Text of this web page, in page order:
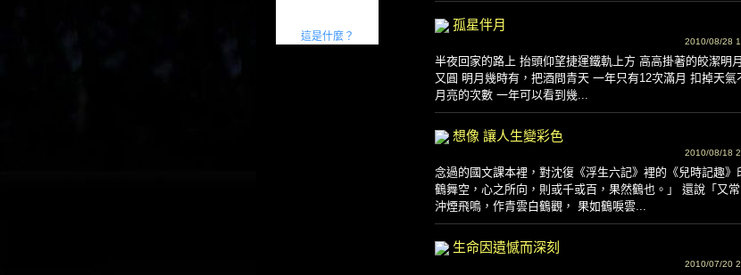
這是什麼？
孤星伴月
2010/08/28
半夜回家的路上 抬頭仰望捷運鐵軌上方 高高掛著的皎潔明
又圓 明月幾時有，把酒問青天 一年只有12次滿月 扣掉天
月亮的次數 一年可以看到幾...
想像 讓人生變彩色
2010/08/18
念過的國文課本裡，對沈復《浮生六記》裡的《兒時記趣
鶴舞空，心之所向，則或千或百，果然鶴也。」 還說「又
沖煙飛鳴，作青雲白鶴觀， 果如鶴唳雲...
生命因遺憾而深刻
2010/07/20